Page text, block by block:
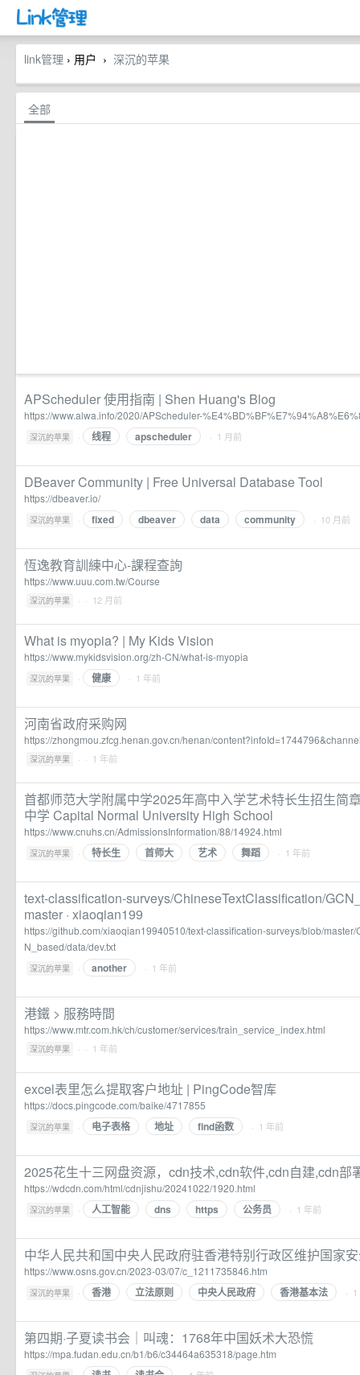
link管理 › 用户 › 深沉的苹果
全部
APScheduler 使用指南 | Shen Huang's Blog
https://www.alwa.info/2020/APScheduler-
深沉的苹果 · 线程 apscheduler · 1 月前
DBeaver Community | Free Universal Database Tool
https://dbeaver.io/
深沉的苹果 · fixed dbeaver data community · 10 月前
恆逸教育訓練中心-課程查詢
https://www.uuu.com.tw/Course
深沉的苹果 · · 12 月前
What is myopia? | My Kids Vision
https://www.mykidsvision.org/zh-CN/what-is-myopia
深沉的苹果 · 健康 · 1 年前
河南省政府采购网
https://zhongmou.zfcg.henan.gov.cn/henan/
深沉的苹果 · · 1 年前
首都师范大学附属中学2025年高中入学艺术特长生招生简
中学 Capital Normal University High School
https://www.cnuhs.cn/AdmissionsInformation/88/14924.html
深沉的苹果 · 特长生 首师大 艺术 舞蹈 · 1 年前
text-classification-surveys/ChineseTextClassification/
master · xiaoqian199
https://github.com/xiaoqian19940510/text-classification-surveys/blob/
N_based/data/dev.txt
深沉的苹果 · another · 1 年前
港鐵 > 服務時間
https://www.mtr.com.hk/ch/customer/services/train_service_index.html
深沉的苹果 · · 1 年前
excel表里怎么提取客户地址 | PingCode智库
https://docs.pingcode.com/baike/4717855
深沉的苹果 · 电子表格 地址 find函数 · 1 年前
2025花生十三网盘资源，cdn技术,cdn软件,cdn自建,cdn部
https://wdcdn.com/html/cdnjishu/20241022/1920.html
深沉的苹果 · 人工智能 dns https 公务员 · 1 年前
中华人民共和国中央人民政府驻香港特别行政区维护国家
https://www.osns.gov.cn/2023-03/07/c_1211735846.htm
深沉的苹果 · 香港 立法原则 中央人民政府 香港基本法 ·
第四期·子夏读书会｜叫魂：1768年中国妖术大恐慌
https://mpa.fudan.edu.cn/b1/b6/c34464a635318/page.htm